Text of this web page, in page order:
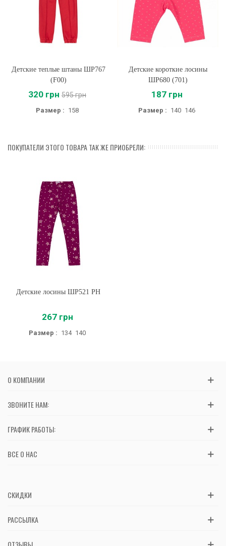
Детские теплые штаны ШР767
(F00)
320 грн 595 грн
Размер : 158
Детские короткие лосины
ШР680 (701)
187 грн
Размер : 140 146
ПОКУПАТЕЛИ ЭТОГО ТОВАРА ТАК ЖЕ ПРИОБРЕЛИ:
Детские лосины ШР521 PH
267 грн
Размер : 134 140
О КОМПАНИИ
ЗВОНИТЕ НАМ:
ГРАФИК РАБОТЫ:
ВСЕ О НАС
СКИДКИ
РАССЫЛКА